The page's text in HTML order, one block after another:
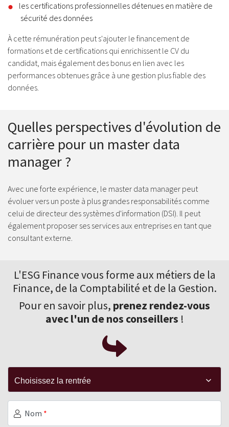
les certifications professionnelles détenues en matière de
sécurité des données
À cette rémunération peut s'ajouter le financement de
formations et de certifications qui enrichissent le CV du
candidat, mais également des bonus en lien avec les
performances obtenues grâce à une gestion plus fiable des
données.
Quelles perspectives d'évolution de
carrière pour un master data
manager ?
Avec une forte expérience, le master data manager peut
évoluer vers un poste à plus grandes responsabilités comme
celui de directeur des systèmes d'information (DSI). Il peut
également proposer ses services aux entreprises en tant que
consultant externe.
L'ESG Finance vous forme aux métiers de la
Finance, de la Comptabilité et de la Gestion.
Pour en savoir plus, prenez rendez-vous
avec l'un de nos conseillers !
Nom *